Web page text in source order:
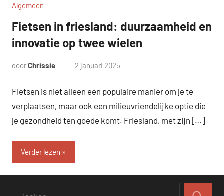
Algemeen
Fietsen in friesland: duurzaamheid en
innovatie op twee wielen
doorChrissie 2 januari 2025
Fietsen is niet alleen een populaire manier om je te
verplaatsen, maar ook een milieuvriendelijke optie die
je gezondheid ten goede komt. Friesland, met zijn […]
Verder lezen